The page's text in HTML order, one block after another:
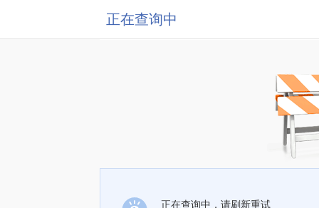
正在查询中
正在查询中，请刷新重试